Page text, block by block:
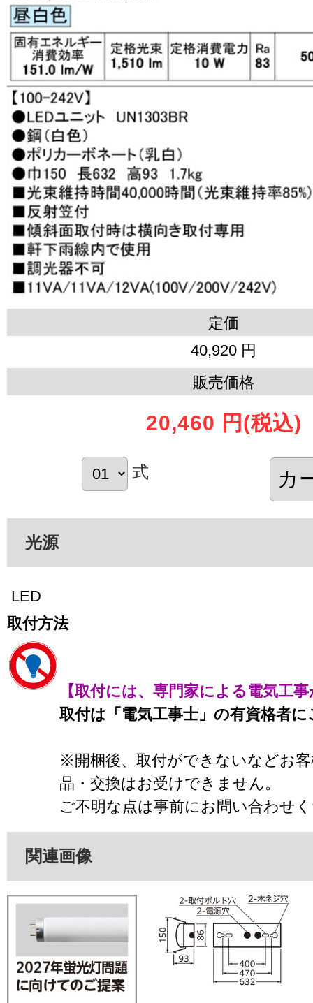
定価
40,920 円
販売価格
20,460 円 (税込)
式
光源
LED
取付方法
【取付には、専門家による電気工
取付は「電気工事士」の有資格者
※開梱後、取付ができないなどお
品・交換はお受けできません。
ご不明な点は事前にお問い合わせ
関連画像